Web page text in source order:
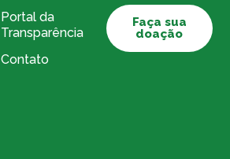
Portal da
Transparência
Contato
Faça sua
doação